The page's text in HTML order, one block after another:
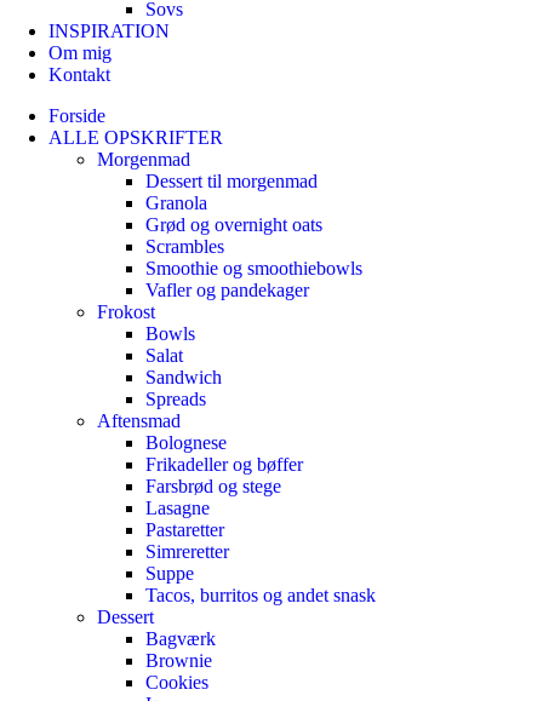
Sovs
INSPIRATION
Om mig
Kontakt
Forside
ALLE OPSKRIFTER
Morgenmad
Dessert til morgenmad
Granola
Grød og overnight oats
Scrambles
Smoothie og smoothiebowls
Vafler og pandekager
Frokost
Bowls
Salat
Sandwich
Spreads
Aftensmad
Bolognese
Frikadeller og bøffer
Farsbrød og stege
Lasagne
Pastaretter
Simreretter
Suppe
Tacos, burritos og andet snask
Dessert
Bagværk
Brownie
Cookies